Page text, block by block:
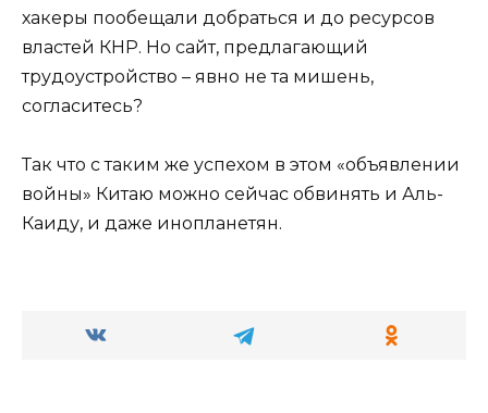
хакеры пообещали добраться и до ресурсов
властей КНР. Но сайт, предлагающий
трудоустройство – явно не та мишень,
согласитесь?
Так что с таким же успехом в этом «объявлении
войны» Китаю можно сейчас обвинять и Аль-
Каиду, и даже инопланетян.